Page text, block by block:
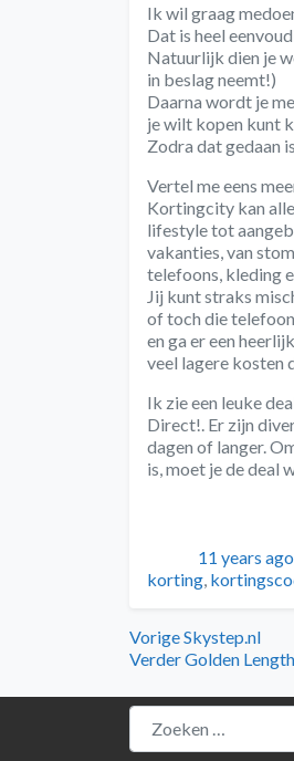
Ik wil graag
Dat is heel
Natuurlijk dien je
in beslag neemt!)
Daarna wordt je
je wilt kopen kunt
Zodra dat gedaan
Vertel me eens
Kortingcity kan
lifestyle tot
vakanties, van
telefoons, kleding
Jij kunt straks
of toch die
en ga er een
veel lagere kosten
Ik zie een leuke
Direct!. Er zijn
dagen of langer.
is, moet je de deal
Geplaatst
11 years ago
korting
Bericht
navigatie
VorigeVorig
bericht:
Skystep.nl
VerderVolgend
Golden
Zoeken naar: